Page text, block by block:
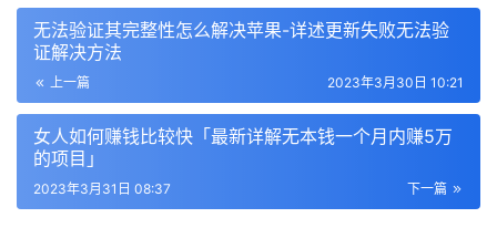
无法验证其完整性怎么解决苹果-详述更新失败无法验
证解决方法
上一篇 2023年3月30日 10:21
女人如何赚钱比较快「最新详解无本钱一个月内赚5万
的项目」
下一篇
2023年3月31日 08:37